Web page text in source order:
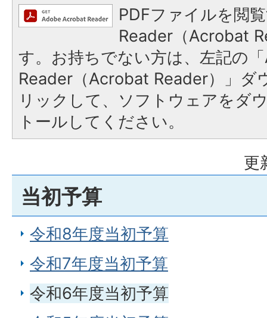
PDFファイルを閲
Reader（Acrobat
す。お持ちでない方は、左記の
Reader（Acrobat Reader）」ダ
リックして、ソフトウェアをダ
トールしてください。
更
当初予算
令和8年度当初予算
令和7年度当初予算
令和6年度当初予算